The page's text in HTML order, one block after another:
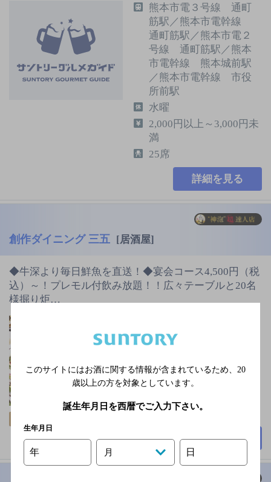
熊本市電３号線 通町
筋駅／熊本市電幹線
通町筋駅／熊本市電２
号線 通町筋駅／熊本
市電幹線 熊本城前駅
／熊本市電幹線 市役
所前駅
水曜
2,000円以上～3,000円未
満
25席
詳細を見る
創作ダイニング 三五 [居酒屋]
◆牛深より毎日鮮魚を直送！◆宴会コース4,500円（税
込）～！プレモル付飲み放題！！広々テーブルと20名
様掘り炬…
4分／熊本市電 水道町駅
不定休日あり
3,000円以上～5,000円未
45席
詳細を見る
このサイトにはお酒に関する情報が含まれているため、 20
歳以上の方を対象としています。
誕生年月日を西暦でご入力下さい。
生年月日
年 月 日